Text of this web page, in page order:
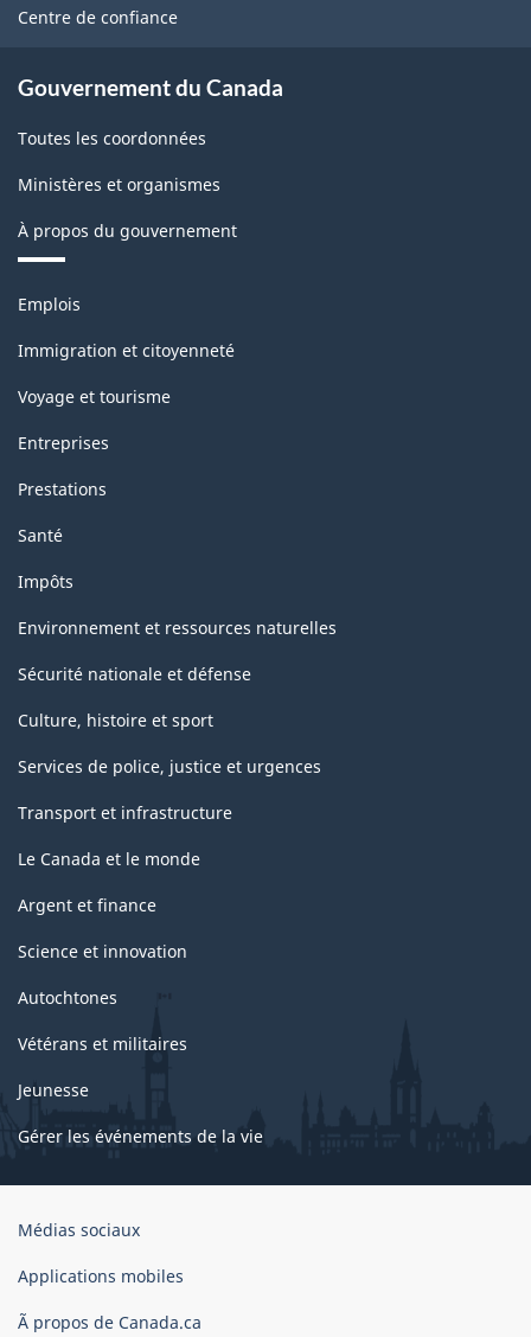
site
Centre de confiance
Gouvernement du Canada
Toutes les coordonnées
Ministères et organismes
À propos du gouvernement
Thèmes
sujets
Emplois
Immigration et citoyenneté
Voyage et tourisme
Entreprises
Prestations
Santé
Impôts
Environnement et ressources naturelles
Sécurité nationale et défense
Culture, histoire et sport
Services de police, justice et urgences
Transport et infrastructure
Le Canada et le monde
Argent et finance
Science et innovation
Autochtones
Vétérans et militaires
Jeunesse
Gérer les événements de la vie
Organisation
gouvernement
Canada
Médias sociaux
Applications mobiles
Ã propos de Canada.ca